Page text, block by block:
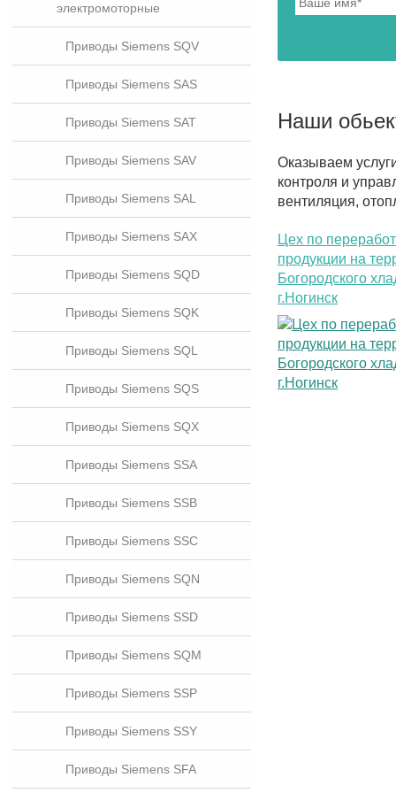
электромоторные
Приводы Siemens SQV
Приводы Siemens SAS
Приводы Siemens SAT
Приводы Siemens SAV
Приводы Siemens SAL
Приводы Siemens SAX
Приводы Siemens SQD
Приводы Siemens SQK
Приводы Siemens SQL
Приводы Siemens SQS
Приводы Siemens SQX
Приводы Siemens SSA
Приводы Siemens SSB
Приводы Siemens SSC
Приводы Siemens SQN
Приводы Siemens SSD
Приводы Siemens SQM
Приводы Siemens SSP
Приводы Siemens SSY
Приводы Siemens SFA
Наши
Оказываем
контроля и
вентиляция,
Цех по
продукции на
Богородского
г.Ногинск